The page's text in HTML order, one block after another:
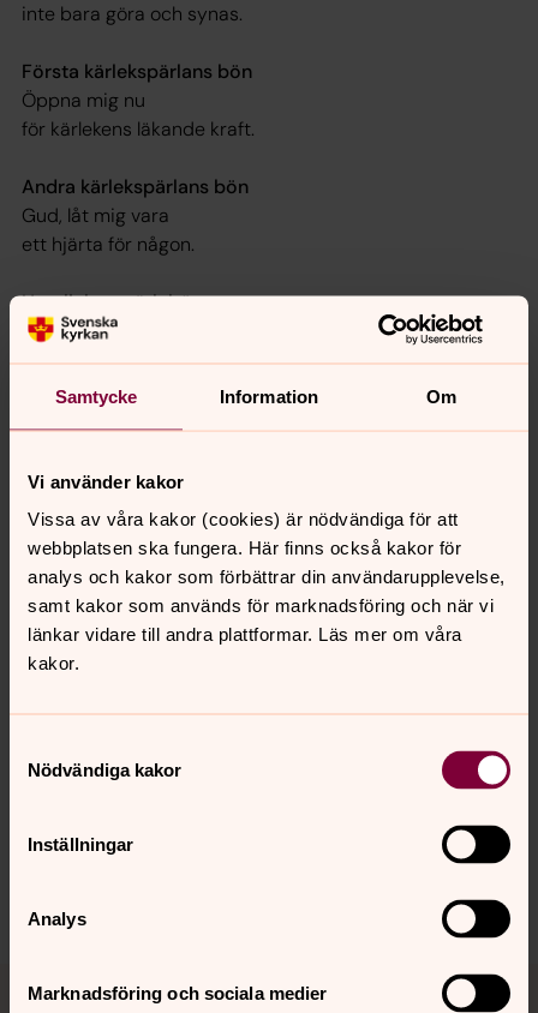
Samtycke Information Om
Vi använder kakor
Vissa av våra kakor (cookies) är nödvändiga för att
webbplatsen ska fungera. Här finns också kakor för
analys och kakor som förbättrar din användarupplevelse,
samt kakor som används för marknadsföring och när vi
länkar vidare till andra plattformar. Läs mer om våra
kakor.
Nödvändiga kakor
Inställningar
Analys
Marknadsföring och sociala medier
inte bara göra och synas.
Första kärlekspärlans bön
Öppna mig nu
för kärlekens läkande kraft.
Andra kärlekspärlans bön
Gud, låt mig vara
ett hjärta för någon.
Hemlighetspärlebönen
Litet eller stort,
det jag lägger i din hand
är i tryggt förvar.
Nattpärlebönen
så att jag finner ljuset.
Uppståndelsepärlans bön
Varje andetag
du i mig
jag i dig.
Senast ändrad 22 april 2016
Synpunkter eller frågor på sidans
johannes.forsamling.sthlm@svenskakyrkan.se